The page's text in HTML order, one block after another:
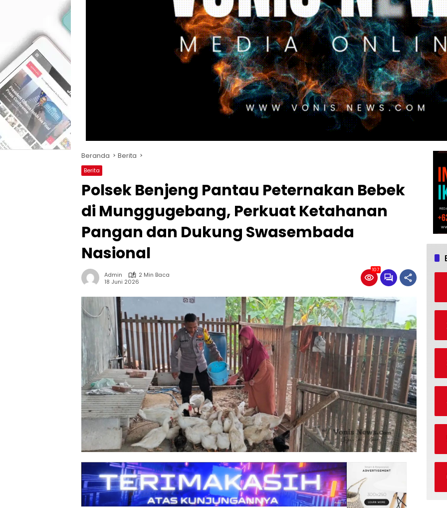
Beranda Berita
Berita
Polsek Benjeng Pantau Peternakan Bebek
di Munggugebang, Perkuat Ketahanan
Pangan dan Dukung Swasembada
Nasional
Admin
2 Min Baca
18 Juni 2026
107